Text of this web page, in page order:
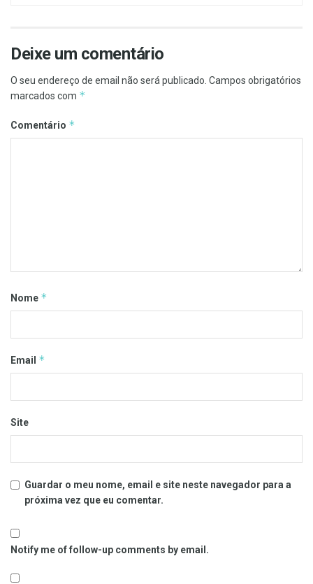
Deixe um comentário
O seu endereço de email não será publicado. Campos obrigatórios
marcados com *
Comentário *
Nome *
Email *
Site
Guardar o meu nome, email e site neste navegador para a
próxima vez que eu comentar.
Notify me of follow-up comments by email.